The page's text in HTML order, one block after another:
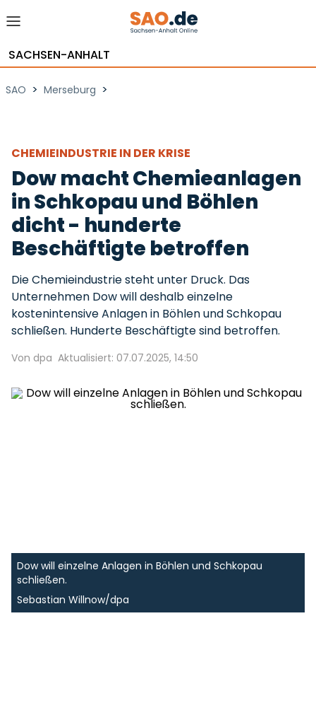
SACHSEN-ANHALT
SAO > Merseburg >
CHEMIEINDUSTRIE IN DER KRISE
Dow macht Chemieanlagen
in Schkopau und Böhlen
dicht - hunderte
Beschäftigte betroffen
Die Chemieindustrie steht unter Druck. Das
Unternehmen Dow will deshalb einzelne
kostenintensive Anlagen in Böhlen und Schkopau
schließen. Hunderte Beschäftigte sind betroffen.
Von dpa Aktualisiert: 07.07.2025, 14:50
Dow will einzelne Anlagen in Böhlen und Schkopau
schließen.
Sebastian Willnow/dpa